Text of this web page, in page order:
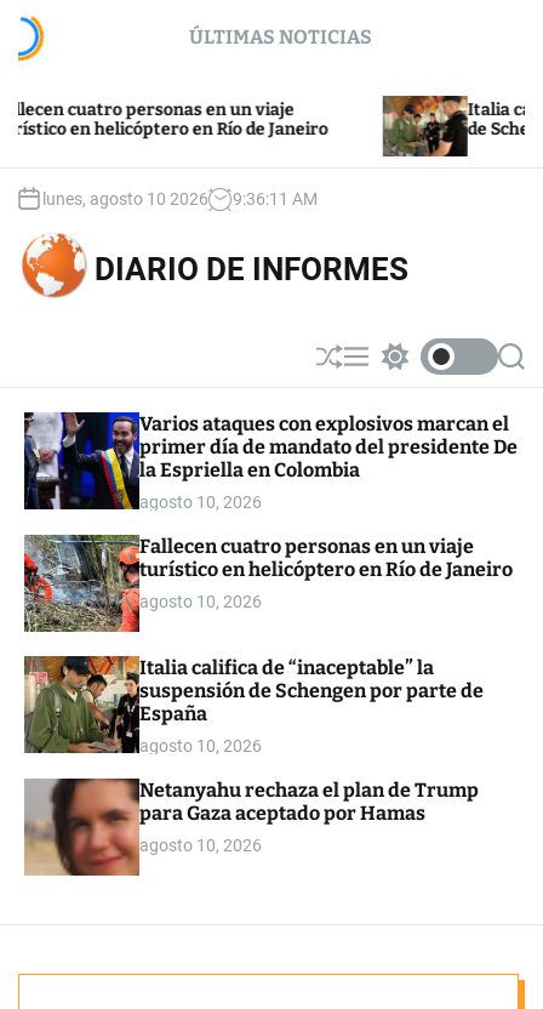
c
ÚLTIMAS NOTICIAS
cuatro personas en un viaje
helicóptero en Río de Janeiro
Italia califica de
de Schengen
lunes, agosto 10 2026 9:36:12 AM
DIARIO DE INFORMES
S
h
ff
l
e
M
e
u
w
t
c
o
r
S
e
r
c
Varios ataques con explosivos marcan el
primer día de mandato del presidente De
la Espriella en Colombia
agosto 10, 2026
Fallecen cuatro personas en un viaje
turístico en helicóptero en Río de Janeiro
agosto 10, 2026
Italia califica de “inaceptable” la
suspensión de Schengen por parte de
España
agosto 10, 2026
Netanyahu rechaza el plan de Trump
para Gaza aceptado por Hamas
agosto 10, 2026